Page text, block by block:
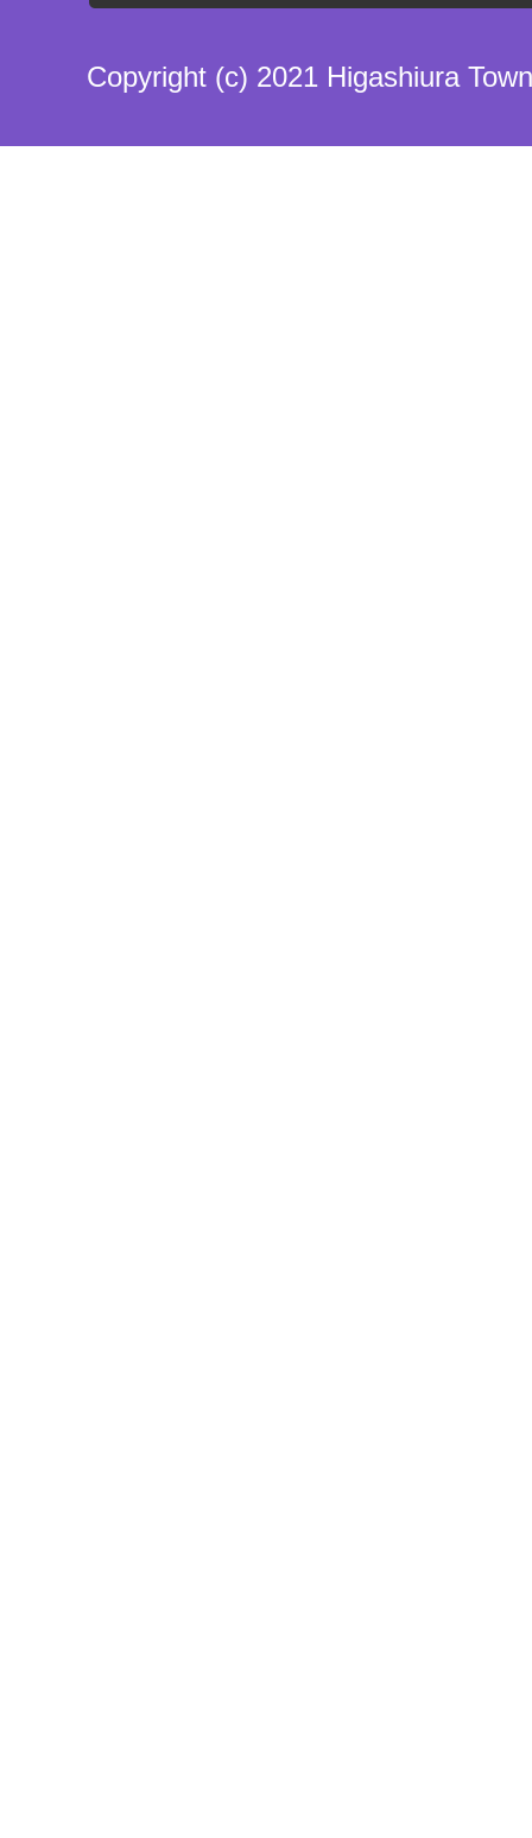
Copyright (c) 2021 Higashiura